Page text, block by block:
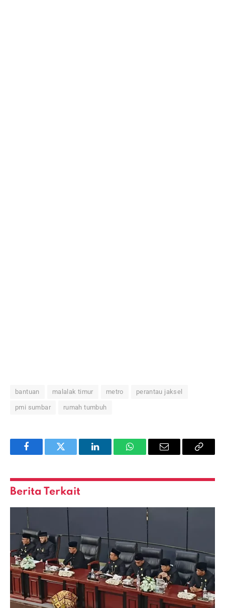
bantuan malalak timur metro perantau jaksel
pmi sumbar rumah tumbuh
FacebookTwitter LinkedInWhatsAppEmail
Copy
Berita Terkait